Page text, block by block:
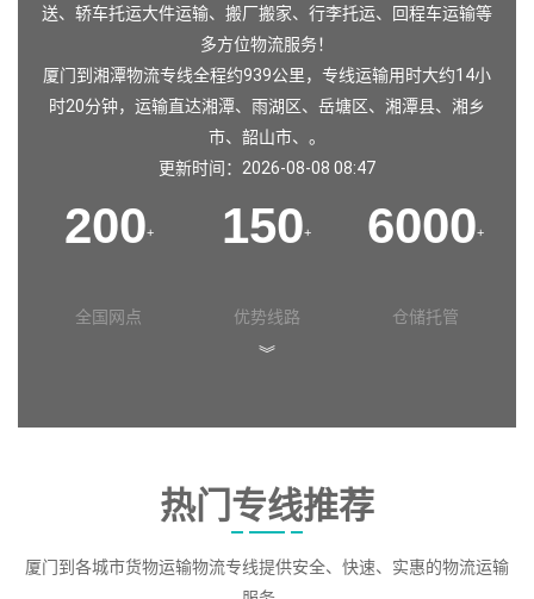
送、轿车托运大件运输、搬厂搬家、行李托运、回程车运输等
多方位物流服务！
厦门到湘潭物流专线全程约939公里，专线运输用时大约14小
时20分钟，运输直达湘潭、 雨湖区、 岳塘区、 湘潭县、 湘乡
市、 韶山市、。
更新时间：2026-08-08 08:47
200+
全国网点
150+
优势线路
6000+
仓储托管
︾
热门专线推荐
厦门到各城市货物运输物流专线提供安全、快速、实惠的物流运输